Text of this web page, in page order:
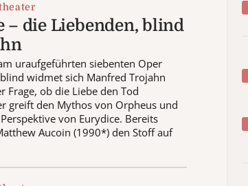
– die Liebenden, blind
uraufgeführten siebenten Oper
widmet sich Manfred Trojahn
Frage, ob die Liebe den Tod
greift den Mythos von Orpheus und
von Eurydice. Bereits
Aucoin (1990*) den Stoff auf